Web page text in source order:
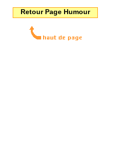
Retour Page Humour